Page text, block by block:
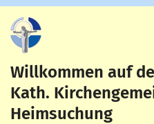
Willkommen auf
Kath.
Heimsuchung